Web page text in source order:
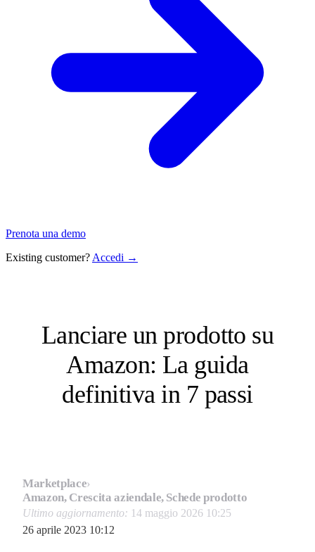
Prenota una demo
Existing customer? Accedi →
Lanciare un prodotto su
Amazon: La guida
definitiva in 7 passi
Marketplace›
Amazon, Crescita aziendale, Schede prodotto
Ultimo aggiornamento: 14 maggio 2026 10:25
26 aprile 2023 10:12